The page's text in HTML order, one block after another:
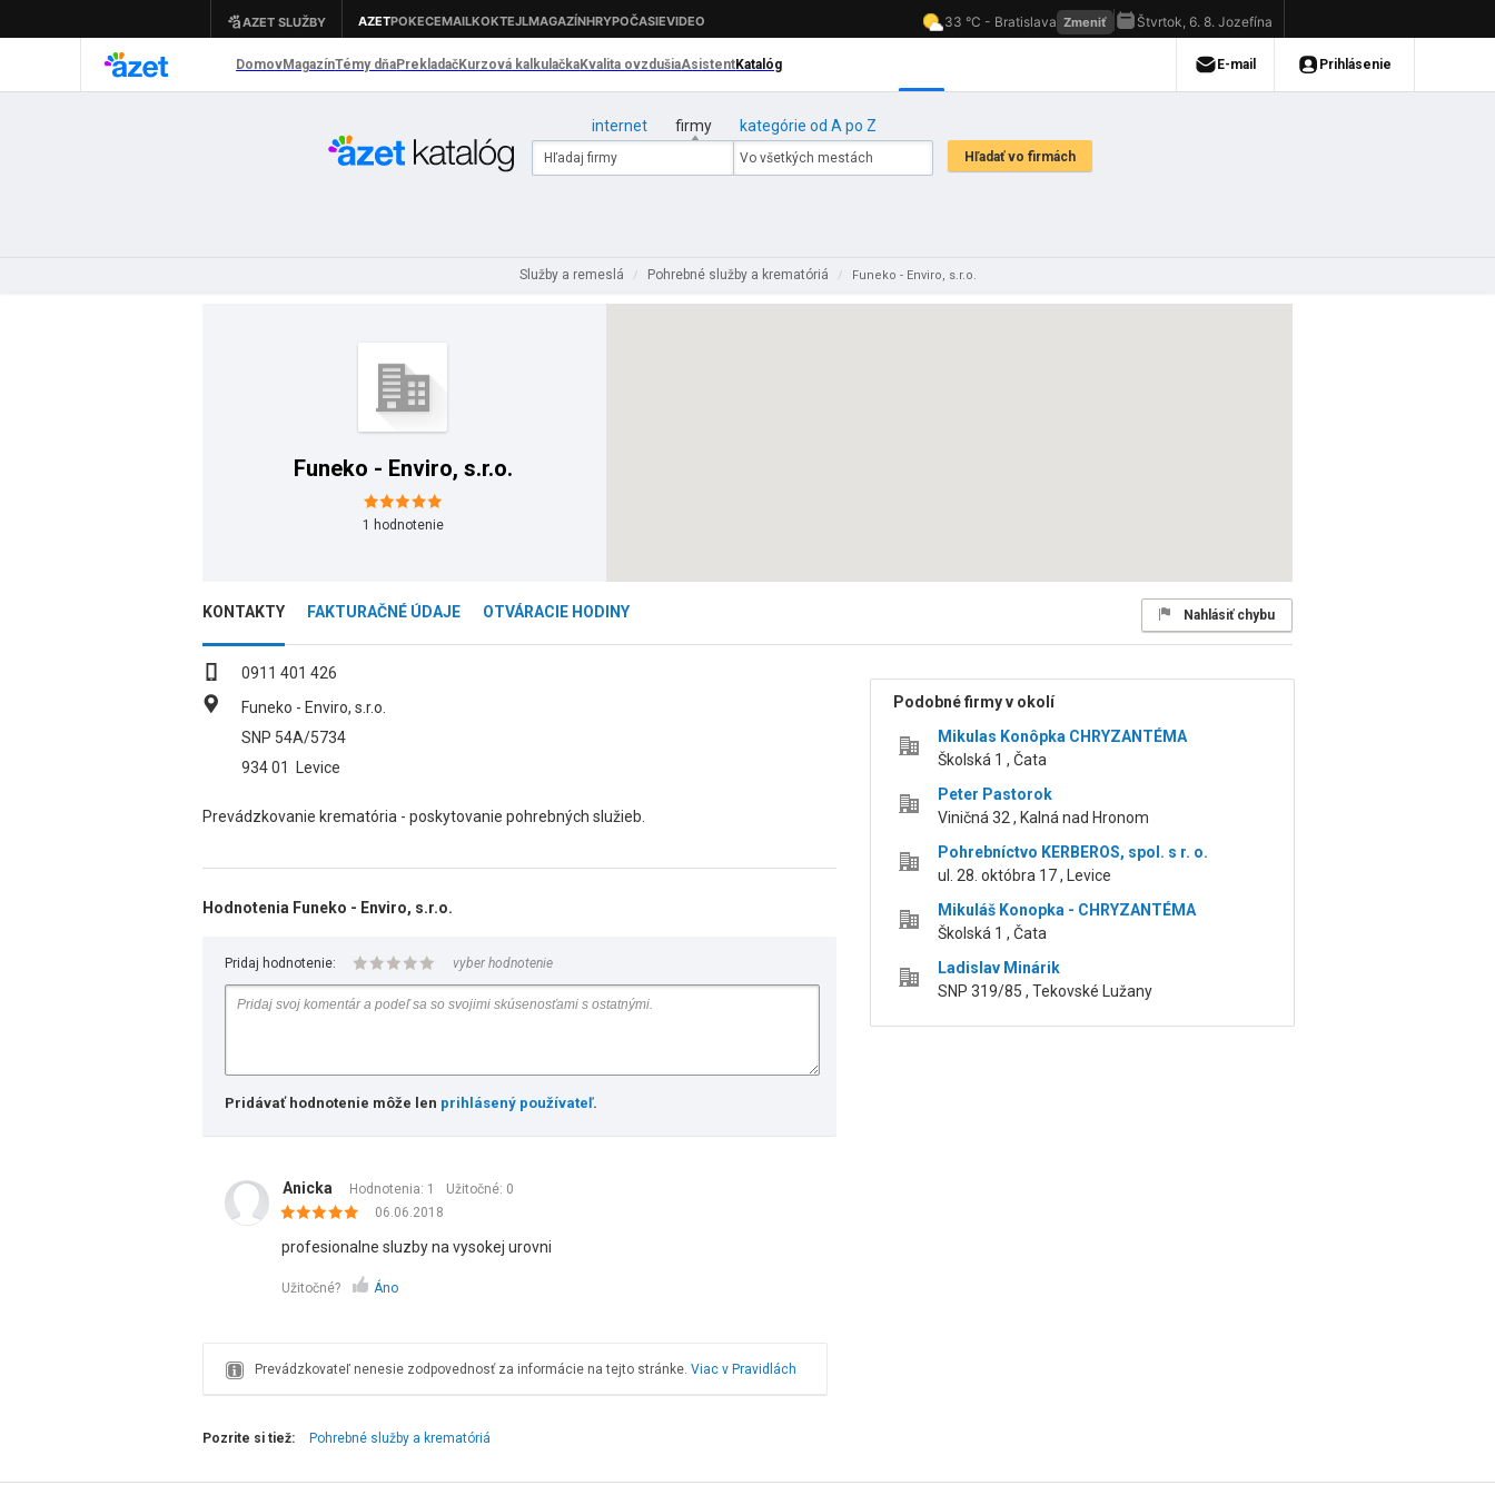
internet firmy kategórie od A po Z
Služby a remeslá / Pohrebné služby a krematóriá / Funeko - Enviro, s.r.o.
Funeko - Enviro, s.r.o.
1 hodnotenie
KONTAKTY FAKTURAČNÉ ÚDAJE OTVÁRACIE HODINY Nahlásiť chybu
0911 401 426
Funeko - Enviro, s.r.o.
SNP 54A/5734
934 01
Levice
Prevádzkovanie krematória - poskytovanie pohrebných služieb.
Hodnotenia Funeko - Enviro, s.r.o.
Pridaj hodnotenie: vyber hodnotenie
Pridávať hodnotenie môže len prihlásený používateľ.
Anicka Hodnotenia: 1 Užitočné: 0
06.06.2018
profesionalne sluzby na vysokej urovni
Užitočné? Áno
Prevádzkovateľ nenesie zodpovednosť za informácie na tejto stránke. Viac v Pravidlách
Podobné firmy v okolí
Mikulas Konôpka CHRYZANTÉMA
Školská 1 , Čata
Peter Pastorok
Viničná 32 , Kalná nad Hronom
Pohrebníctvo KERBEROS, spol. s r. o.
ul. 28. októbra 17 , Levice
Mikuláš Konopka - CHRYZANTÉMA
Školská 1 , Čata
Ladislav Minárik
SNP 319/85 , Tekovské Lužany
Pozrite si tiež: Pohrebné služby a krematóriá